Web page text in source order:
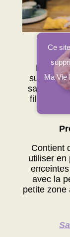
Le
surfaces,
film,
Contient
utiliser en
avec la
petite zone
Ce
Ma Vie